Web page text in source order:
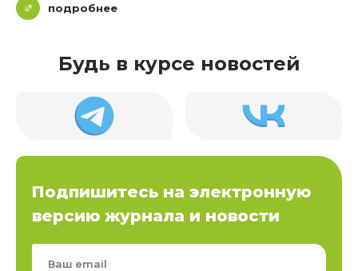
подробнее
Будь в курсе новостей
Подпишитесь на электронную
версию журнала и новости